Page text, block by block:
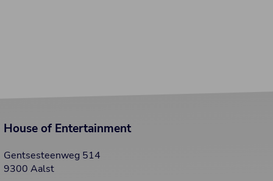
House of Entertainment
Gentsesteenweg 514
9300 Aalst